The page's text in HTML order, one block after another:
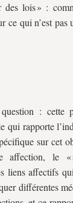
des lois » :
ce qui n’est
: cette
qui rapporte
sur cet
affection, le «
liens affectifs
différentes